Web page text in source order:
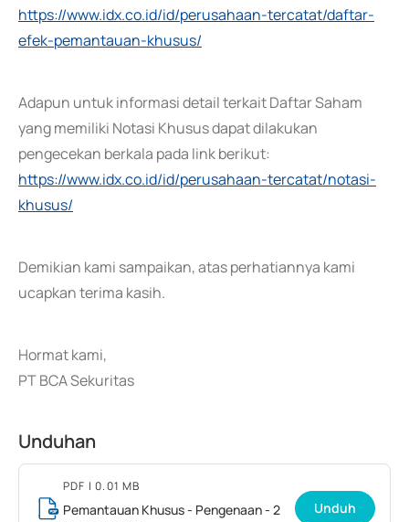
https://www.idx.co.id/id/perusahaan-tercatat/daftar-
efek-pemantauan-khusus/
Adapun untuk informasi detail terkait Daftar Saham
yang memiliki Notasi Khusus dapat dilakukan
pengecekan berkala pada link berikut:
https://www.idx.co.id/id/perusahaan-tercatat/notasi-
khusus/
Demikian kami sampaikan, atas perhatiannya kami
ucapkan terima kasih.
Hormat kami,
PT BCA Sekuritas
Unduhan
PDF | 0.01 MB
Pemantauan Khusus - Pengenaan - 2
Unduh